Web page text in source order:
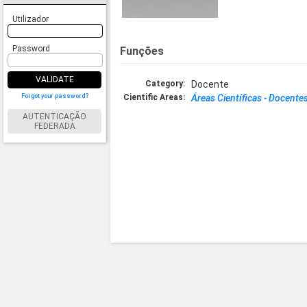
Utilizador
Password
VALIDATE
Forgot your password?
AUTENTICAÇÃO
FEDERADA
Funções
Category: Docente
Cientific Areas: Áreas Científicas -